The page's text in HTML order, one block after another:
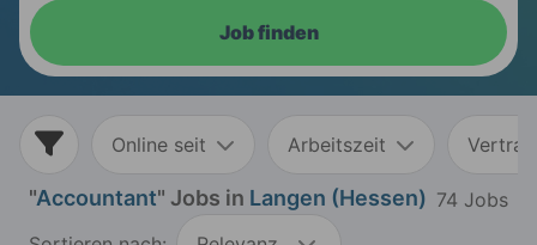
Job finden
Online seit Arbeitszeit
"Accountant" Jobs in Langen (Hessen) 74 Jobs